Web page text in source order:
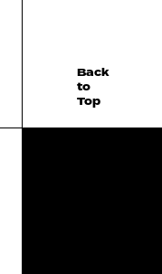
Back
to
Top